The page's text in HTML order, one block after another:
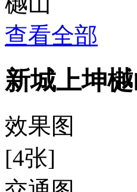
查看全部
新城上坤
效果图
[4张]